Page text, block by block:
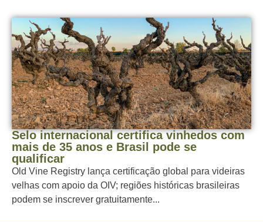
Selo internacional certifica vinhedos com
mais de 35 anos e Brasil pode se
qualificar
Old Vine Registry lança certificação global para videiras
velhas com apoio da OIV; regiões históricas brasileiras
podem se inscrever gratuitamente...